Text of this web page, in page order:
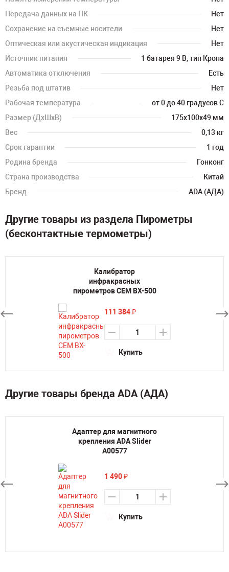
Передача данных на ПК
Нет
Сохранение на съемные носители
Нет
Оптическая или акустическая индикация
Нет
Источник питания
1 батарея 9 В, тип Крона
Автоматика отключения
Есть
Резьба под штатив
Нет
Рабочая температура
от 0 до 40 градусов С
Размер (ДхШхВ)
175х100х49 мм
Вес
0,13 кг
Срок гарантии
1 год
Родина бренда
Гонконг
Страна производства
Китай
Бренд
ADA (АДА)
Другие товары из раздела Пирометры
(бесконтактные термометры)
Калибратор
инфракрасных
пирометров CEM BX-500
111 384₽
Купить
Другие товары бренда ADA (АДА)
Адаптер для магнитного
крепления ADA Slider
А00577
1 490₽
Купить